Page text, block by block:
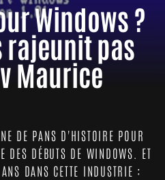
Windows ?
rajeunit pas
Maurice
DE PANS D'HISTOIRE POUR
DES DÉBUTS DE WINDOWS. ET
DANS CETTE INDUSTRIE :